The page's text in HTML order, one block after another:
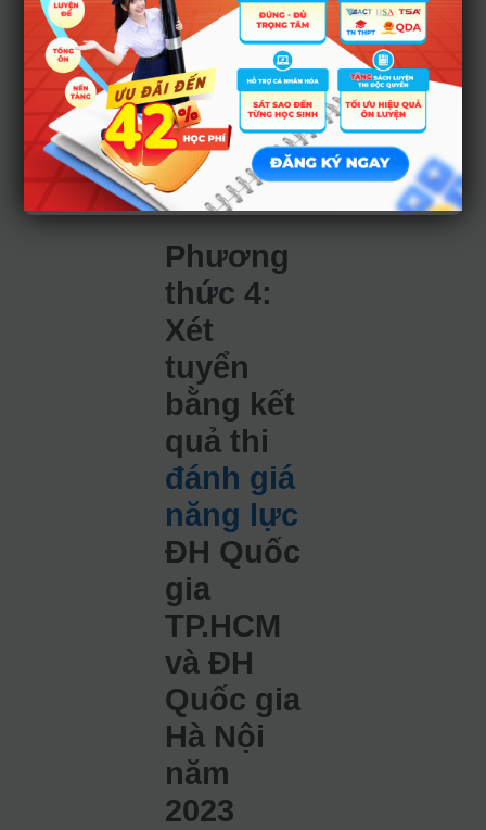
gần với ngành đăng
ký xét tuyển.
– Thí sinh có bằng
cao đẳng hệ chính
quy, nghề trở lên
hoặc tương đương
theo quy định của
BGDĐT.
Phương
thức 4:
Xét
tuyển
bằng kết
quả thi
đánh giá
năng lực
ĐH Quốc
gia
TP.HCM
và ĐH
Quốc gia
Hà Nội
năm
2023